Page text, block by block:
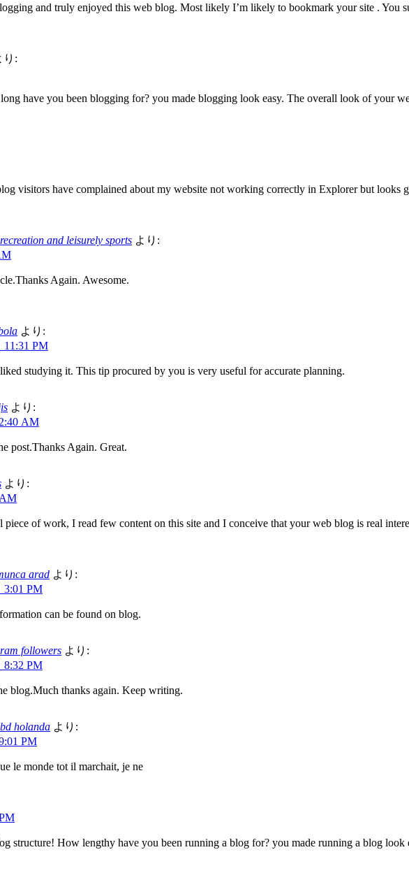
and truly enjoyed this web blog. Most likely I’m likely to bookmark your site . You
り:
have you been blogging for? you made blogging look easy. The overall look of your
visitors have complained about my website not working correctly in Explorer but looks
and leisurely sports より:
Again. Awesome.
より:
11:31 PM
studying it. This tip procured by you is very useful for accurate planning.
より:
AM
post.Thanks Again. Great.
より:
of work, I read few content on this site and I conceive that your web blog is real
arad より:
3:01 PM
can be found on blog.
followers より:
8:32 PM
blog.Much thanks again. Keep writing.
holanda より:
PM
le monde tot il marchait, je ne
structure! How lengthy have you been running a blog for? you made running a blog